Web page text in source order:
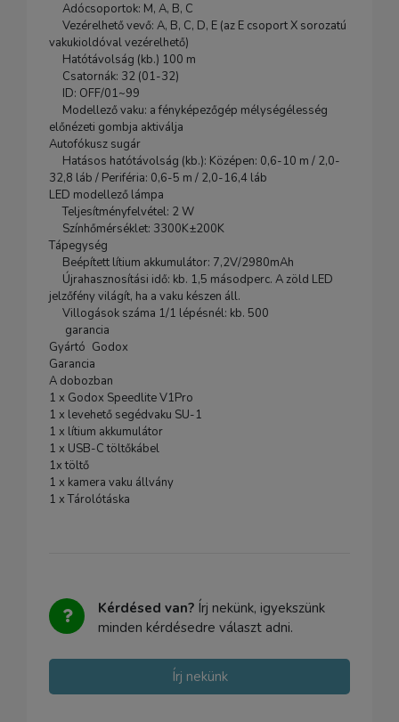
Adócsoportok: M, A, B, C
Vezérelhető vevő: A, B, C, D, E (az E csoport X sorozatú
vakukioldóval vezérelhető)
Hatótávolság (kb.) 100 m
Csatornák: 32 (01-32)
ID: OFF/01~99
Modellező vaku: a fényképezőgép mélységélesség
előnézeti gombja aktiválja
Autofókusz sugár
Hatásos hatótávolság (kb.): Középen: 0,6-10 m / 2,0-
32,8 láb / Periféria: 0,6-5 m / 2,0-16,4 láb
LED modellező lámpa
Teljesítményfelvétel: 2 W
Színhőmérséklet: 3300K±200K
Tápegység
Beépített lítium akkumulátor: 7,2V/2980mAh
Újrahasznosítási idő: kb. 1,5 másodperc. A zöld LED
jelzőfény világít, ha a vaku készen áll.
Villogások száma 1/1 lépésnél: kb. 500
garancia
Gyártó Godox
Garancia
A dobozban
1 x Godox Speedlite V1Pro
1 x levehető segédvaku SU-1
1 x lítium akkumulátor
1 x USB-C töltőkábel
1x töltő
1 x kamera vaku állvány
1 x Tárolótáska
Kérdésed van? Írj nekünk, igyekszünk
minden kérdésedre választ adni.
Írj nekünk